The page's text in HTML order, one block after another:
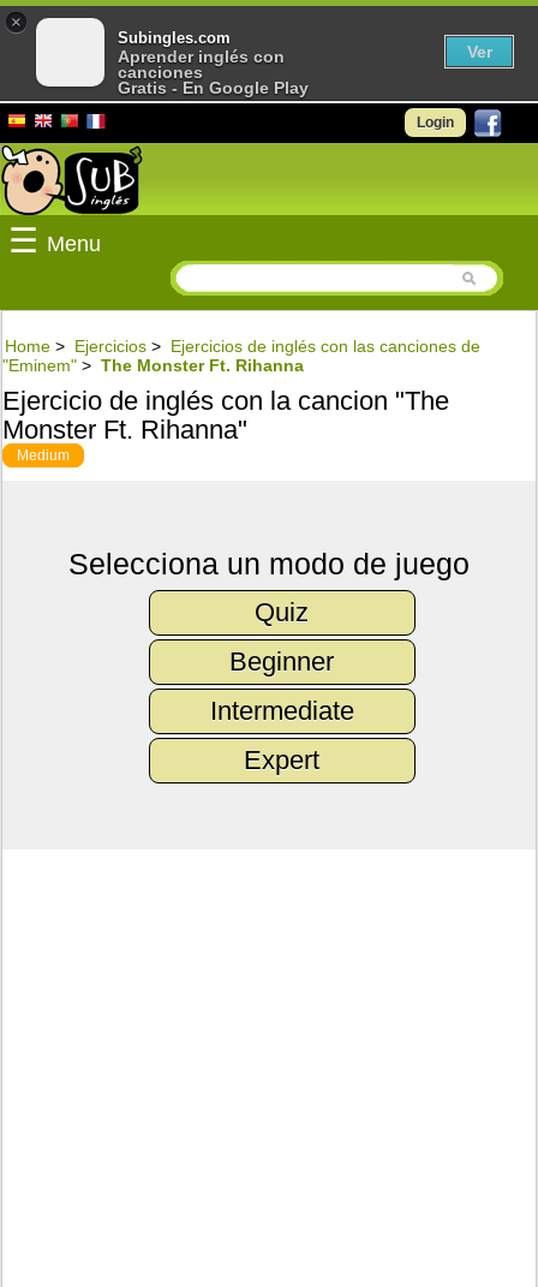
Login
☰ Menu
Home > Ejercicios > Ejercicios de inglés con las canciones de
"Eminem" > The Monster Ft. Rihanna
Ejercicio de inglés con la cancion "The
Monster Ft. Rihanna"
Medium
Selecciona un modo de juego
Quiz
Beginner
Intermediate
Expert
×
Subingles.com
Aprender inglés con
canciones
Gratis - En Google Play
Ver